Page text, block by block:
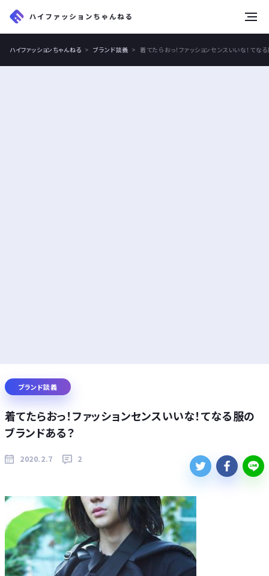
ハイファッションちゃんねる ブランド談義 着てたらおっ！ファッションセンスいいな！てな
ブランド談義
着てたらおっ！ファッションセンスいいな！てなる服の
ブランドある？
2020.2.7 2